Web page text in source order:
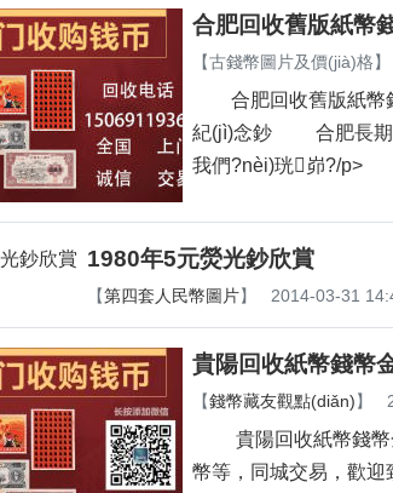
合肥回收舊版紙幣錢
【古錢幣圖片及價(jià)格】
合肥回收舊版紙幣錢
紀(jì)念鈔 合肥長期回收收
我們?nèi)珖峁?/p>
1980年5元熒光鈔欣賞
【第四套人民幣圖片】 2014-03-31
貴陽回收紙幣錢幣
【錢幣藏友觀點(diǎn)】
貴陽回收紙幣錢幣金
幣等，同城交易，歡